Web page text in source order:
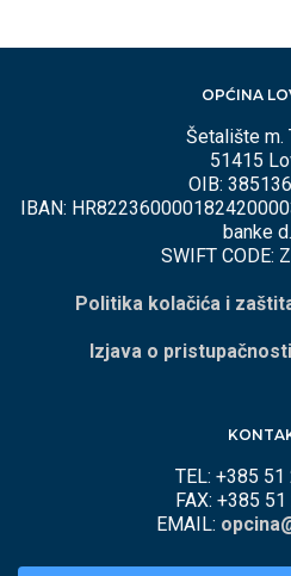
OPĆINA
Šetalište m.
51415
OIB:
IBAN:
banke
SWIFT CODE:
Politika kolačića i
Izjava o
TEL: +385
FAX: +385
EMAIL: